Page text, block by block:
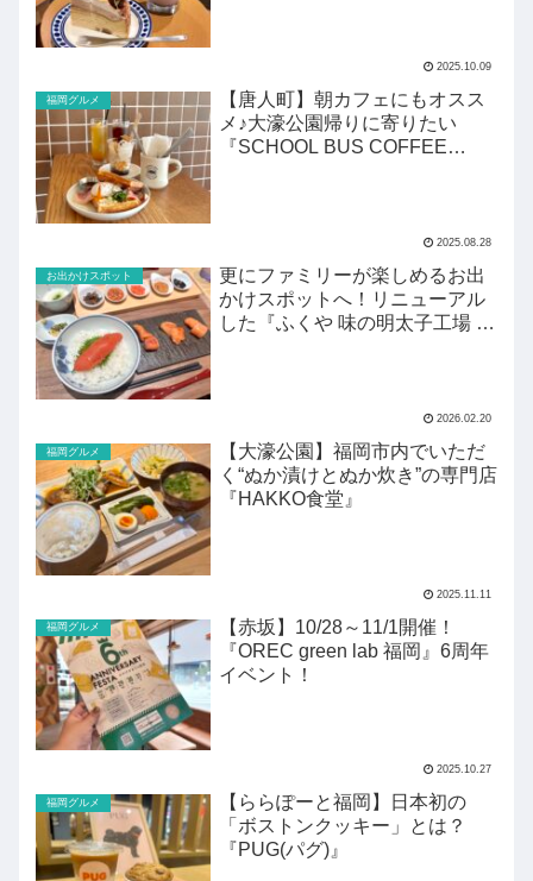
2025.10.09
福岡グルメ
【唐人町】朝カフェにもオスス
メ♪大濠公園帰りに寄りたい
『SCHOOL BUS COFFEE
2025.08.28
お出かけスポット
更にファミリーが楽しめるお出
かけスポットへ！リニューアル
した『ふくや 味の明太子工場 ハ
2026.02.20
福岡グルメ
【大濠公園】福岡市内でいただ
く“ぬか漬けとぬか炊き”の専門店
『HAKKO食堂』
2025.11.11
福岡グルメ
【赤坂】10/28～11/1開催！
『OREC green lab 福岡』6周年
イベント！
2025.10.27
福岡グルメ
【ららぽーと福岡】日本初の
「ボストンクッキー」とは？
『PUG(パグ)』